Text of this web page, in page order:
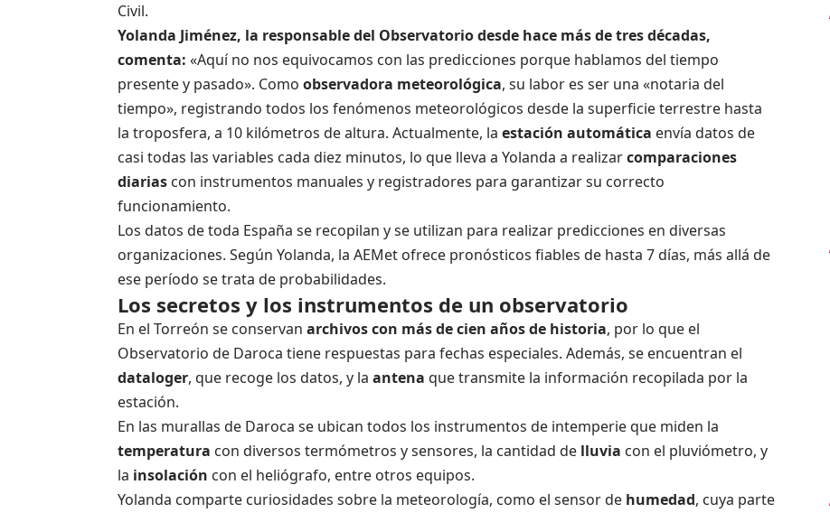
Civil.
Yolanda Jiménez, la responsable del Observatorio desde hace más de tres décadas,
comenta: «Aquí no nos equivocamos con las predicciones porque hablamos del tiempo
presente y pasado». Como observadora meteorológica, su labor es ser una «notaria del
tiempo», registrando todos los fenómenos meteorológicos desde la superficie terrestre hasta
la troposfera, a 10 kilómetros de altura. Actualmente, la estación automática envía datos de
casi todas las variables cada diez minutos, lo que lleva a Yolanda a realizarcomparaciones
diarias con instrumentos manuales y registradores para garantizar su correcto
funcionamiento.
Los datos de toda España se recopilan y se utilizan para realizar predicciones en diversas
organizaciones. Según Yolanda, la AEMet ofrece pronósticos fiables de hasta 7 días, más allá de
ese período se trata de probabilidades.
Los secretos y los instrumentos de un observatorio
En el Torreón se conservan archivos con más de cien años de historia, por lo que el
Observatorio de Daroca tiene respuestas para fechas especiales. Además, se encuentran el
dataloger, que recoge los datos, y la antena que transmite la información recopilada por la
estación.
En las murallas de Daroca se ubican todos los instrumentos de intemperie que miden la
temperatura con diversos termómetros y sensores, la cantidad de lluvia con el pluviómetro, y
la insolación con el heliógrafo, entre otros equipos.
Yolanda comparte curiosidades sobre la meteorología, como el sensor de humedad, cuya parte